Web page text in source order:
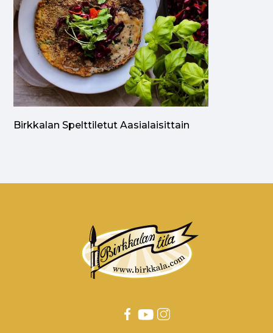
Birkkalan Spelttiletut Aasialaisittain